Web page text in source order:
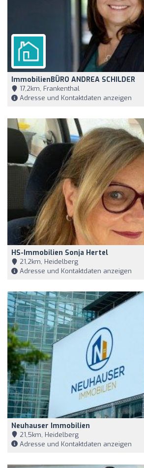
ImmobilienBÜRO ANDREA SCHILDER
17,2km, Frankenthal
Adresse und Kontaktdaten anzeigen
HS-Immobilien Sonja Hertel
21,2km, Heidelberg
Adresse und Kontaktdaten anzeigen
Neuhauser Immobilien
21,5km, Heidelberg
Adresse und Kontaktdaten anzeigen